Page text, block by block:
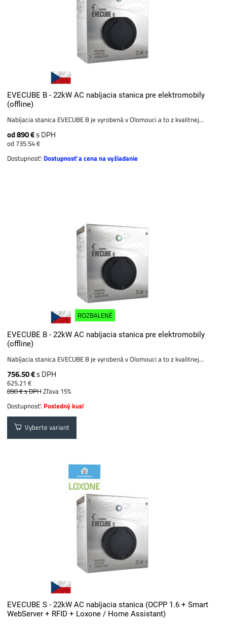
EVECUBE B - 22kW AC nabíjacia stanica pre elektromobily
(offline)
Nabíjacia stanica EVECUBE B je vyrobená v Olomouci a to z kvalitnej...
od 890 €s DPH
od 735.54 €
Dostupnosť: Dostupnosť a cena na vyžiadanie
ROZBALENÉ
EVECUBE B - 22kW AC nabíjacia stanica pre elektromobily
(offline)
Nabíjacia stanica EVECUBE B je vyrobená v Olomouci a to z kvalitnej...
756.50 €s DPH
625.21 €
890 €s DPHZľava 15%
Dostupnosť: Posledný kus!
Vyberte variant
EVECUBE S - 22kW AC nabíjacia stanica (OCPP 1.6 + Smart
WebServer + RFID + Loxone / Home Assistant)